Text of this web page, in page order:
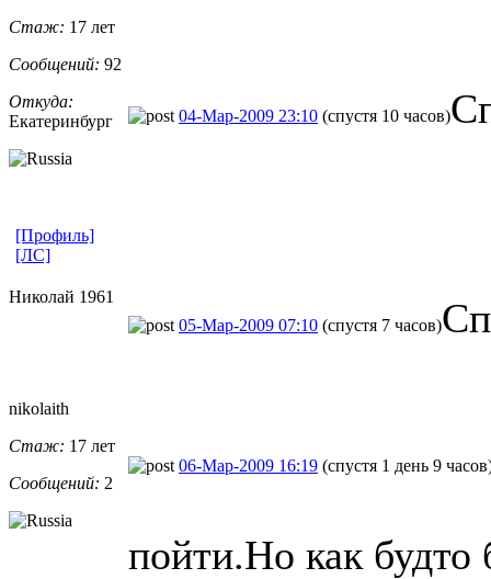
Стаж: 17 лет
Сообщений: 92
Откуда:
Екатеринбург
04-Мар-2009 23:10 (спустя 10 часов)
[Профиль]
[ЛС]
Николай 1961
05-Мар-2009 07:10 (спустя 7 часов)
nikolaith
Стаж: 17 лет
Сообщений: 2
06-Мар-2009 16:19 (спустя 1 день 9
пойти.Но как